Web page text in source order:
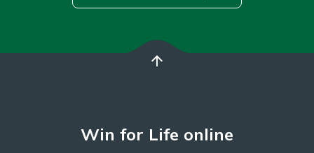
arrow_upward
Win for Life online